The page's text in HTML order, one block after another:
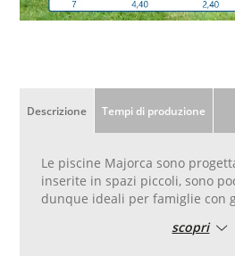
Descrizione Tempi di produzione
Le piscine Majorca sono
inserite in spazi piccoli, sono
dunque ideali per famiglie con
La vasca è in poliesterescopri